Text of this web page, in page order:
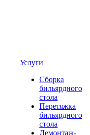
Услуги
Сборка
бильярдного
стола
Перетяжка
бильярдного
стола
Демонтаж-